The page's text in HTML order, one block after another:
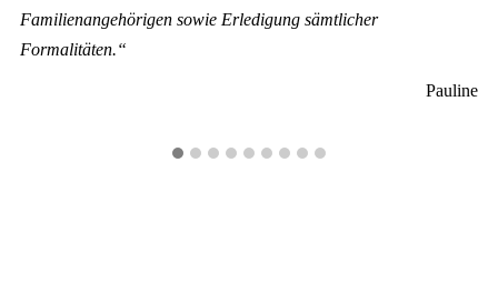
Familienangehörigen sowie Erledigung sämtlicher
Formalitäten.“
Pauline